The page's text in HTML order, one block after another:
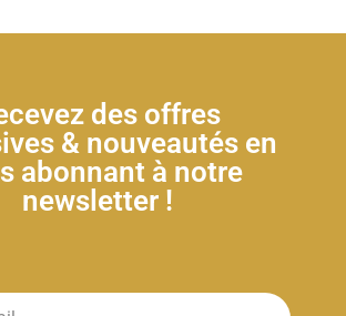
des offres
& nouveautés en
abonnant à notre
newsletter !